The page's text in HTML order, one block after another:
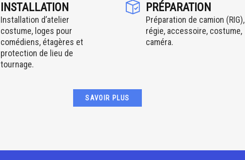
INSTALLATION
Installation d’atelier
costume, loges pour
comédiens, étagères et
protection de lieu de
tournage.
PRÉPARATION
Préparation de camion (RIG),
régie, accessoire, costume,
caméra.
SAVOIR PLUS